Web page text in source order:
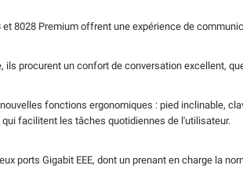
8028 Premium offrent une expérience de
ils procurent un confort de conversation excellent,
fonctions ergonomiques : pied inclinable,
facilitent les tâches quotidiennes de l'utilisateur.
ports Gigabit EEE, dont un prenant en charge la